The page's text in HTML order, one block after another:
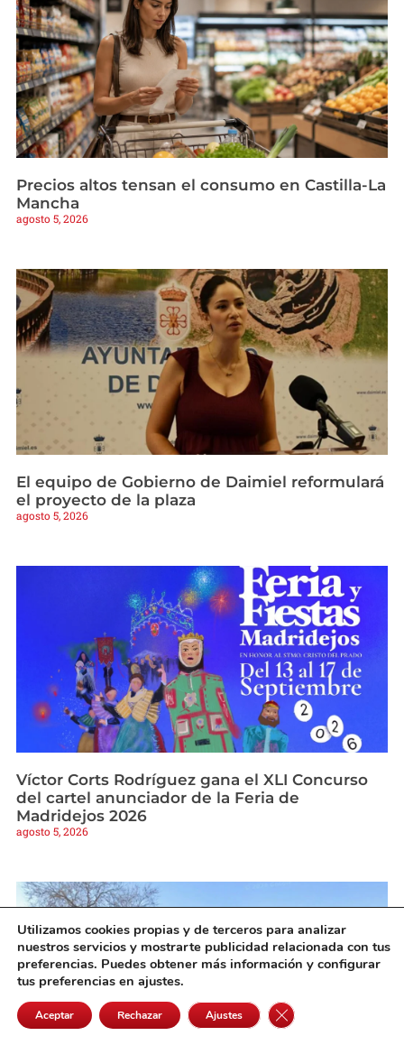
Precios altos tensan el consumo en Castilla-La
Mancha
agosto 5, 2026
El equipo de Gobierno de Daimiel reformulará
el proyecto de la plaza
agosto 5, 2026
Víctor Corts Rodríguez gana el XLI Concurso
del cartel anunciador de la Feria de
Madridejos 2026
agosto 5, 2026
Utilizamos cookies propias y de terceros para analizar
nuestros servicios y mostrarte publicidad relacionada con tus
preferencias. Puedes obtener más información y configurar
tus preferencias en ajustes.
Aceptar Rechazar Ajustes Cerrar el banner de